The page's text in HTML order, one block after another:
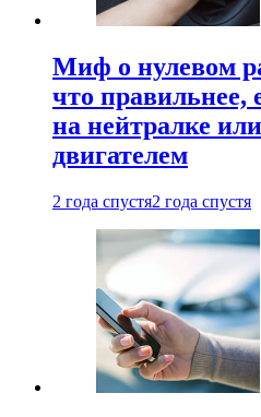
Миф о нулевом
что правильнее,
на нейтралке
двигателем
2 года спустя2 года спустя